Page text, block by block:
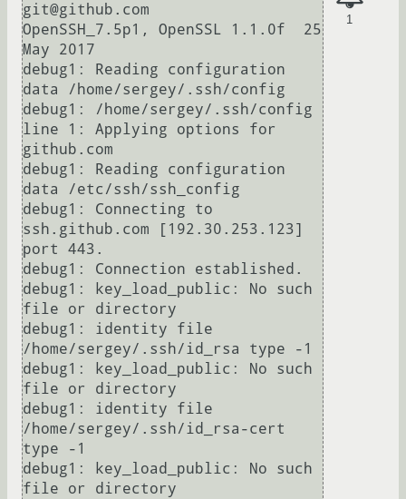
1
git@github.com
OpenSSH_7.5p1, OpenSSL 1.1.0f  25
May 2017
debug1: Reading configuration
data /home/sergey/.ssh/config
debug1: /home/sergey/.ssh/config
line 1: Applying options for
github.com
debug1: Reading configuration
data /etc/ssh/ssh_config
debug1: Connecting to
ssh.github.com [192.30.253.123]
port 443.
debug1: Connection established.
debug1: key_load_public: No such
file or directory
debug1: identity file
/home/sergey/.ssh/id_rsa type -1
debug1: key_load_public: No such
file or directory
debug1: identity file
/home/sergey/.ssh/id_rsa-cert
type -1
debug1: key_load_public: No such
file or directory